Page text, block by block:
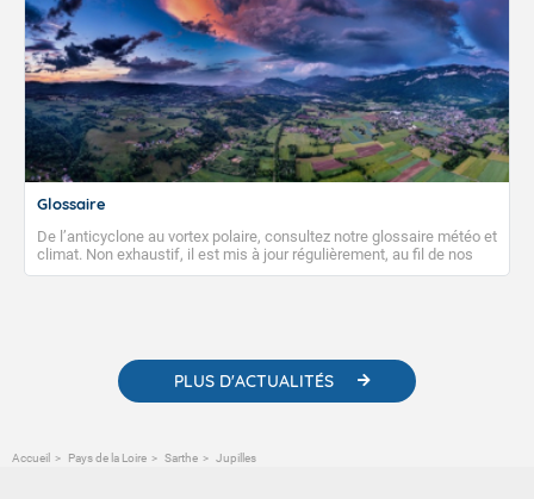
Glossaire
De l’anticyclone au vortex polaire, consultez notre glossaire météo et
climat. Non exhaustif, il est mis à jour régulièrement, au fil de nos
publications. Vous y trouverez également des liens utiles vers nos
PLUS D'ACTUALITÉS
Accueil Pays de la Loire Sarthe Jupilles